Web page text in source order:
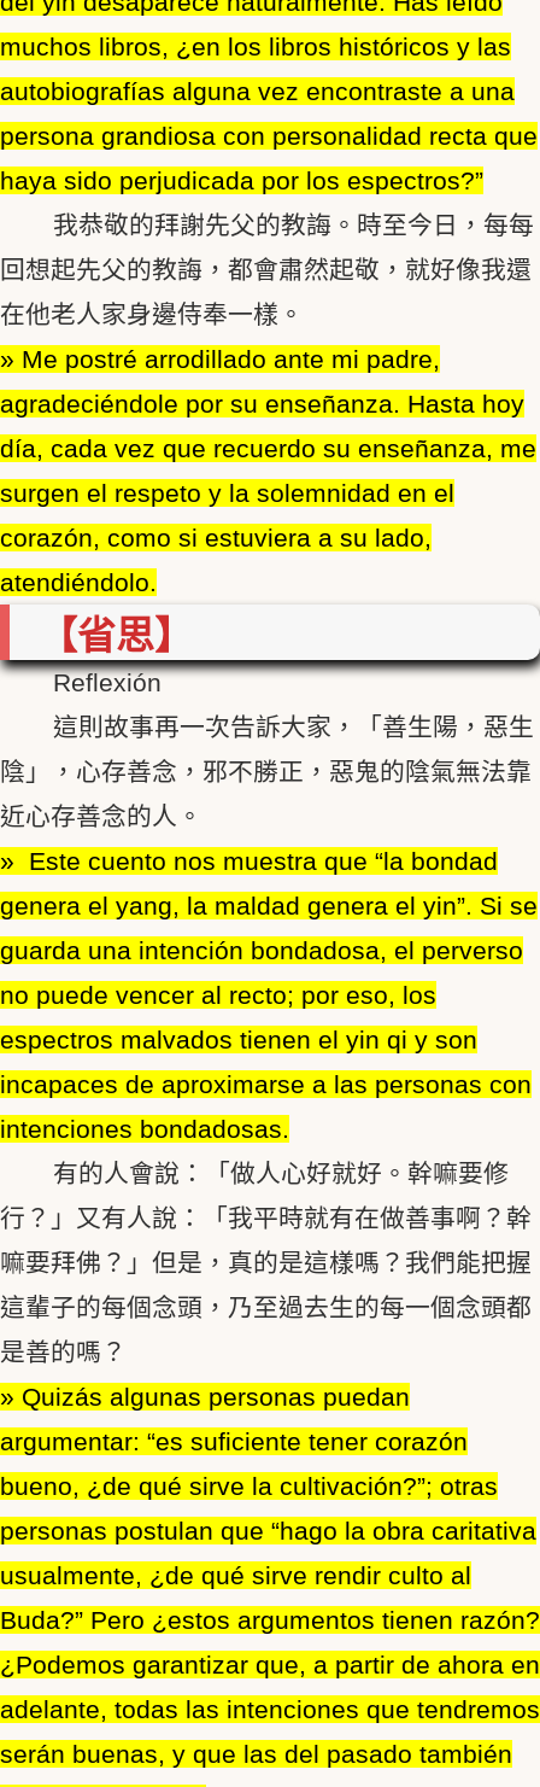
muchos libros, ¿en los libros históricos y las
autobiografías alguna vez encontraste a una
persona grandiosa con personalidad recta que
haya sido perjudicada por los espectros?”
我恭敬的拜謝先父的教誨。時至今日，每每
回想起先父的教誨，都會肅然起敬，就好像我還
在他老人家身邊侍奉一樣。
» Me postré arrodillado ante mi padre,
agradeciéndole por su enseñanza. Hasta hoy
día, cada vez que recuerdo su enseñanza, me
surgen el respeto y la solemnidad en el
corazón, como si estuviera a su lado,
atendiéndolo.
【省思】
Reflexión
這則故事再一次告訴大家，「善生陽，惡生
陰」，心存善念，邪不勝正，惡鬼的陰氣無法靠
近心存善念的人。
» Este cuento nos muestra que “la bondad
genera el yang, la maldad genera el yin”. Si se
guarda una intención bondadosa, el perverso
no puede vencer al recto; por eso, los
espectros malvados tienen el yin qi y son
incapaces de aproximarse a las personas con
intenciones bondadosas.
有的人會說：「做人心好就好。幹嘛要修
行？」又有人說：「我平時就有在做善事啊？幹
嘛要拜佛？」但是，真的是這樣嗎？我們能把握
這輩子的每個念頭，乃至過去生的每一個念頭都
是善的嗎？
» Quizás algunas personas puedan
argumentar: “es suficiente tener corazón
bueno, ¿de qué sirve la cultivación?”; otras
personas postulan que “hago la obra caritativa
usualmente, ¿de qué sirve rendir culto al
Buda?” Pero ¿estos argumentos tienen razón?
¿Podemos garantizar que, a partir de ahora en
adelante, todas las intenciones que tendremos
serán buenas, y que las del pasado también